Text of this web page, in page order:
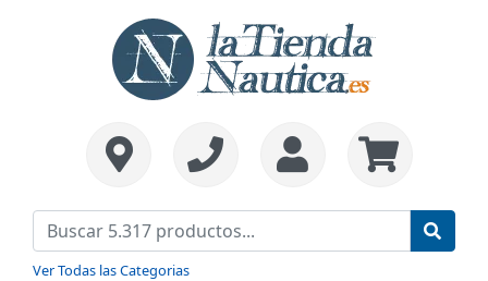
Ver Todas las Categorias